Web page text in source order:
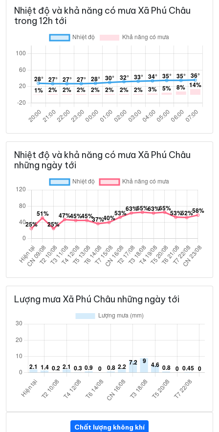
Nhiệt độ và khả năng có mưa Xã Phú Châu
trong 12h tới
Nhiệt độ và khả năng có mưa Xã Phú Châu
những ngày tới
Lượng mưa Xã Phú Châu những ngày tới
Chất lượng không khí